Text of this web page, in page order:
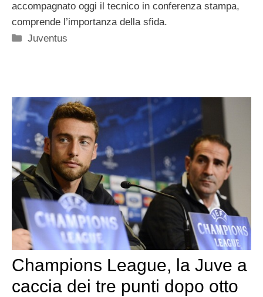
accompagnato oggi il tecnico in conferenza stampa,
comprende l’importanza della sfida.
Categorie
Juventus
Champions League, la Juve a
caccia dei tre punti dopo otto